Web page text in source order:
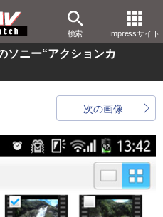
検索 Impressサイト
ソニー“アクションカ
次の画像